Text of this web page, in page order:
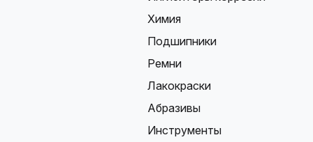
Химия
Подшипники
Ремни
Лакокраски
Абразивы
Инструменты